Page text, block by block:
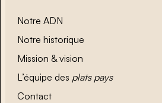
Notre ADN
Notre historique
Mission & vision
L’équipe des plats pays
Contact